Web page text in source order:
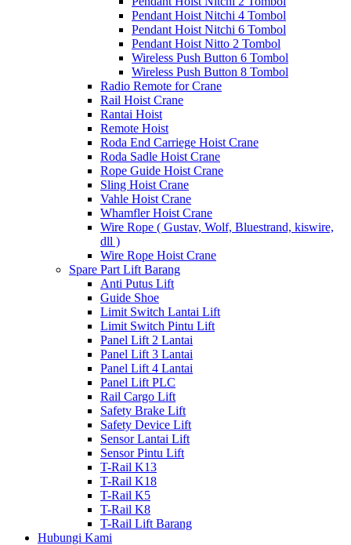
Pendant Hoist Nitchi 4 Tombol
Pendant Hoist Nitchi 6 Tombol
Pendant Hoist Nitto 2 Tombol
Wireless Push Button 6 Tombol
Wireless Push Button 8 Tombol
Radio Remote for Crane
Rail Hoist Crane
Rantai Hoist
Remote Hoist
Roda End Carriege Hoist Crane
Roda Sadle Hoist Crane
Rope Guide Hoist Crane
Sling Hoist Crane
Vahle Hoist Crane
Whamfler Hoist Crane
Wire Rope ( Gustav, Wolf, Bluestrand, kiswire,
dll )
Wire Rope Hoist Crane
Spare Part Lift Barang
Anti Putus Lift
Guide Shoe
Limit Switch Lantai Lift
Limit Switch Pintu Lift
Panel Lift 2 Lantai
Panel Lift 3 Lantai
Panel Lift 4 Lantai
Panel Lift PLC
Rail Cargo Lift
Safety Brake Lift
Safety Device Lift
Sensor Lantai Lift
Sensor Pintu Lift
T-Rail K13
T-Rail K18
T-Rail K5
T-Rail K8
T-Rail Lift Barang
Hubungi Kami